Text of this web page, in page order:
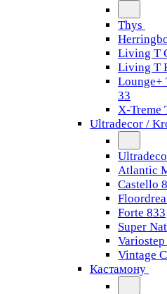
Thys
Living T
Living T
Lounge+
33
X-Treme
Ultradecor /
Atlantic
Castello
Forte 833
Super
Vintage
Кастамону